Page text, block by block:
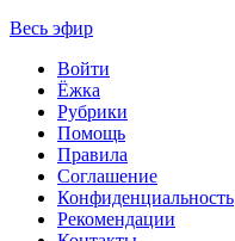
Весь эфир
Войти
Ёжка
Рубрики
Помощь
Правила
Соглашение
Конфиденциальность
Рекомендации